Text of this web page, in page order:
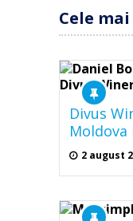
Cele
Divus
2 august